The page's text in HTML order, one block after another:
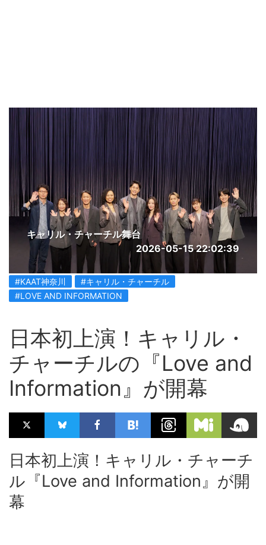
キャリル・チャーチル舞台
2026-05-15 22:02:39
#KAAT神奈川
#キャリル・チャーチル
#LOVE AND INFORMATION
日本初上演！キャリル・
チャーチルの『Love and
Information』が開幕
日本初上演！キャリル・チャーチ
ル『Love and Information』が開
幕